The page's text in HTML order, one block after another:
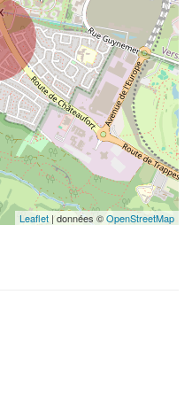
Leaflet | données ©OpenStreetMap